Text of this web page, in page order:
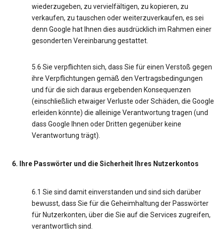
wiederzugeben, zu vervielfältigen, zu kopieren, zu
verkaufen, zu tauschen oder weiterzuverkaufen, es sei
denn Google hat Ihnen dies ausdrücklich im Rahmen einer
gesonderten Vereinbarung gestattet.
5.6 Sie verpflichten sich, dass Sie für einen Verstoß gegen
ihre Verpflichtungen gemäß den Vertragsbedingungen
und für die sich daraus ergebenden Konsequenzen
(einschließlich etwaiger Verluste oder Schäden, die Google
erleiden könnte) die alleinige Verantwortung tragen (und
dass Google Ihnen oder Dritten gegenüber keine
Verantwortung trägt).
6. Ihre Passwörter und die Sicherheit Ihres Nutzerkontos
6.1 Sie sind damit einverstanden und sind sich darüber
bewusst, dass Sie für die Geheimhaltung der Passwörter
für Nutzerkonten, über die Sie auf die Services zugreifen,
verantwortlich sind.